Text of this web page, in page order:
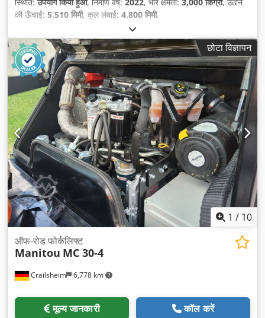
स्थिति:उपयोग किया हुआ, निर्माण वर्ष: 2022, भार क्षमता: 3,000 किग्रा, उठाने
की ऊँचाई: 5,510 मिमी, कुल लंबाई: 4,800 मिमी,
छोटा विज्ञापन
1 / 10
Crailsheim 6,778 km
ऑफ-रोड फोर्कलिफ्ट
Manitou MC 30-4
मूल्य जानकारी कॉल करें